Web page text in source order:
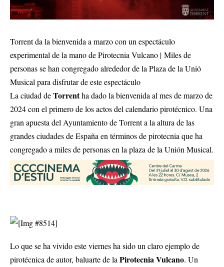
Torrent da la bienvenida a marzo con un espectáculo
experimental de la mano de Pirotecnia Vulcano | Miles de
personas se han congregado alrededor de la Plaza de la Unió
Musical para disfrutar de este espectáculo
La ciudad deTorrentha dado la bienvenida al mes de marzo de
2024 con el primero de los actos del calendario pirotécnico. Una
gran apuesta del Ayuntamiento de Torrent a la altura de las
grandes ciudades de España en términos de pirotecnia que ha
congregado a miles de personas en la plaza de la Unión Musical.
Lo que se ha vivido este viernes ha sido un claro ejemplo de
pirotécnica de autor, baluarte de laPirotecnia Vulcano. Un